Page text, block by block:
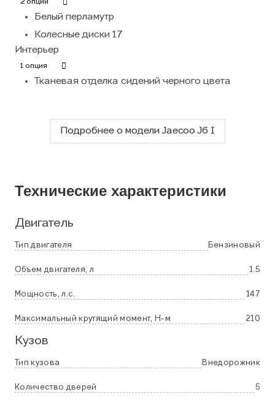
2 опции
Белый перламутр
Колесные диски 17
Интерьер
1 опция
Тканевая отделка сидений черного цвета
Подробнее о модели Jaecoo J6 I
Технические характеристики
Двигатель
Тип двигателя Бензиновый
Объем двигателя, л 1.5
Мощность, л.с. 147
Максимальный крутящий момент, Н-м 210
Кузов
Тип кузова Внедорожник
Количество дверей 5